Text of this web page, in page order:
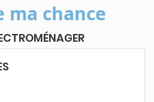
ma chance